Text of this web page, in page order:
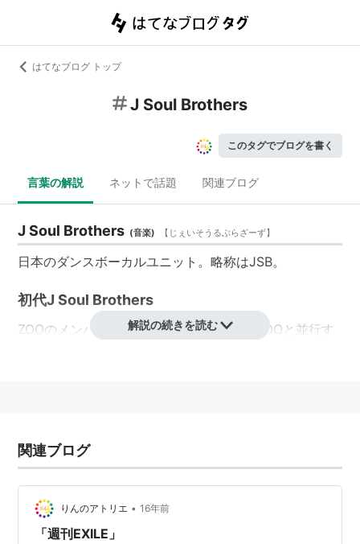
はてなブログ トップ
J Soul Brothers
このタグでブログを書く
言葉の解説 ネットで話題 関連ブログ
J Soul Brothers (音楽) 【 じぇいそうるぶらざーず】
日本のダンスボーカルユニット。略称はJSB。
初代J Soul Brothers
ZOOのメンバーだったHIROが、1991年にZOOと並行す
のちにボーカルのSASAも加入する。
2001年、SASAが脱退し、代わりにATSUSHIとSHUNが
ボーカルとして加入、「EXILE」に改名する。同年、
EXILEはメジャーデビューを果たした。
メンバーはHIRO、MATSU、USA、MAKIDAI(以上パフ
解説の続きを読む
関連ブログ
りんのアトリエ • 16年前
「週刊EXILE」